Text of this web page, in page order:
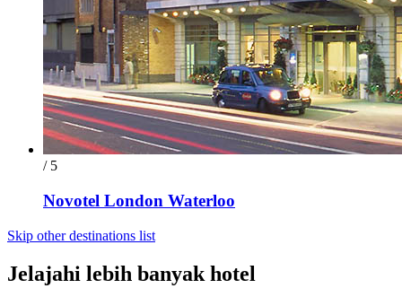
/ 5
Novotel London Waterloo
Skip other destinations list
Jelajahi lebih banyak hotel